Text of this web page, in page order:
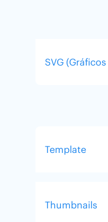
SVG
Template
Thumbnails